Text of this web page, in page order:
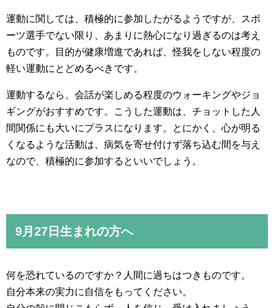
運動に関しては、積極的に参加したがるようですが、スポ
ーツ選手でない限り、あまりに熱心になり過ぎるのは考え
ものです。目的が健康増進であれば、怪我をしない程度の
軽い運動にとどめるべきです。
運動するなら、会話が楽しめる程度のウォーキングやジョ
ギングがおすすめです。こうした運動は、チョットした人
間関係にも大いにプラスになります。とにかく、心が明る
くなるような活動は、病気を寄せ付けず落ち込む間を与え
なので、積極的に参加するといいでしょう。
9月27日生まれの方へ
何を恐れているのですか？人間に過ちはつきものです。
自分本来の実力に自信をもってください。